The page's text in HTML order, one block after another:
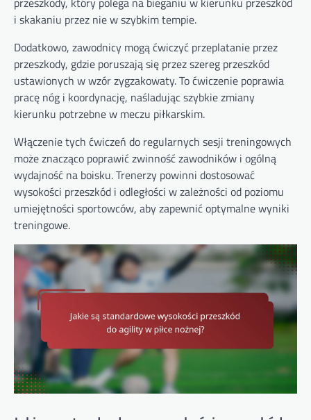
i skakaniu przez nie w szybkim tempie.
Dodatkowo, zawodnicy mogą ćwiczyć przeplatanie przez
przeszkody, gdzie poruszają się przez szereg przeszkód
ustawionych w wzór zygzakowaty. To ćwiczenie poprawia
pracę nóg i koordynację, naśladując szybkie zmiany
kierunku potrzebne w meczu piłkarskim.
Włączenie tych ćwiczeń do regularnych sesji treningowych
może znacząco poprawić zwinność zawodników i ogólną
wydajność na boisku. Trenerzy powinni dostosować
wysokości przeszkód i odległości w zależności od poziomu
umiejętności sportowców, aby zapewnić optymalne wyniki
treningowe.